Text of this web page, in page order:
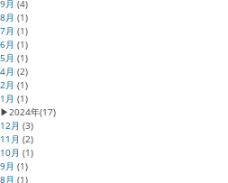
9月 (4)
8月 (1)
7月 (1)
6月 (1)
5月 (1)
4月 (2)
2月 (1)
1月 (1)
▶2024年(17)
12月 (3)
11月 (2)
10月 (1)
9月 (1)
8月 (1)